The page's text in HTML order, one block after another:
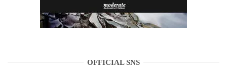
OFFICIAL SNS